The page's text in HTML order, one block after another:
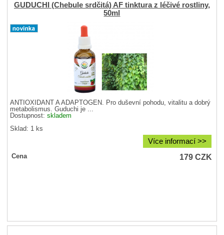
GUDUCHI (Chebule srdčitá) AF tinktura z léčivé rostliny,
50ml
ANTIOXIDANT A ADAPTOGEN. Pro duševní pohodu, vitalitu a dobrý
metabolismus. Guduchi je ...
Dostupnost:skladem
Sklad: 1 ks
Více informací >>
Cena 179CZK